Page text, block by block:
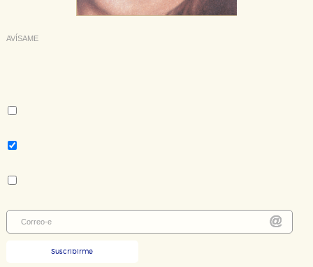
AVÍSAME
Suscribirme